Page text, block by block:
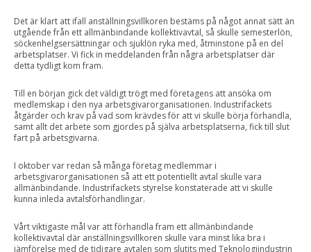
Det är klart att ifall anställningsvillkoren bestäms på något annat sätt än
utgående från ett allmänbindande kollektivavtal, så skulle semesterlön,
söckenhelgsersättningar och sjuklön ryka med, åtminstone på en del
arbetsplatser. Vi fick in meddelanden från några arbetsplatser där
detta tydligt kom fram.
Till en början gick det väldigt trögt med företagens att ansöka om
medlemskap i den nya arbetsgivarorganisationen. Industrifackets
åtgärder och krav på vad som krävdes för att vi skulle börja förhandla,
samt allt det arbete som gjordes på själva arbetsplatserna, fick till slut
fart på arbetsgivarna.
I oktober var redan så många företag medlemmar i
arbetsgivarorganisationen så att ett potentiellt avtal skulle vara
allmänbindande. Industrifackets styrelse konstaterade att vi skulle
kunna inleda avtalsförhandlingar.
Vårt viktigaste mål var att förhandla fram ett allmänbindande
kollektivavtal där anställningsvillkoren skulle vara minst lika bra i
jämförelse med de tidigare avtalen som slutits med Teknologiindustrin